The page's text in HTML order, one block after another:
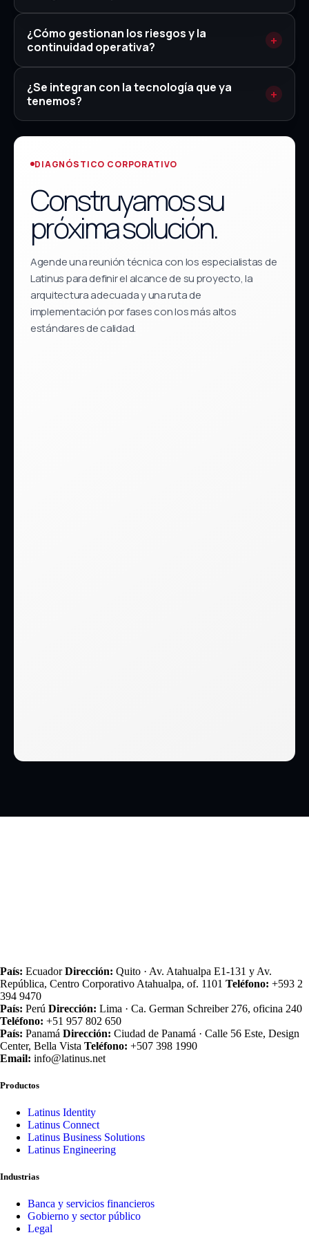
¿Cómo gestionan los riesgos y la
continuidad operativa?
¿Se integran con la tecnología que ya
tenemos?
DIAGNÓSTICO CORPORATIVO
Construyamos su
próxima solución.
Agende una reunión técnica con los especialistas de
Latinus para definir el alcance de su proyecto, la
arquitectura adecuada y una ruta de
implementación por fases con los más altos
estándares de calidad.
País: Ecuador Dirección: Quito · Av. Atahualpa E1‑131 y Av.
República, Centro Corporativo Atahualpa, of. 1101 Teléfono: +593 2
394 9470
País: Perú Dirección: Lima · Ca. German Schreiber 276, oficina 240
Teléfono: +51 957 802 650
País: Panamá Dirección: Ciudad de Panamá · Calle 56 Este, Design
Center, Bella Vista Teléfono: +507 398 1990
Email: info@latinus.net
Productos
Latinus Identity
Latinus Connect
Latinus Business Solutions
Latinus Engineering
Industrias
Banca y servicios financieros
Gobierno y sector público
Legal